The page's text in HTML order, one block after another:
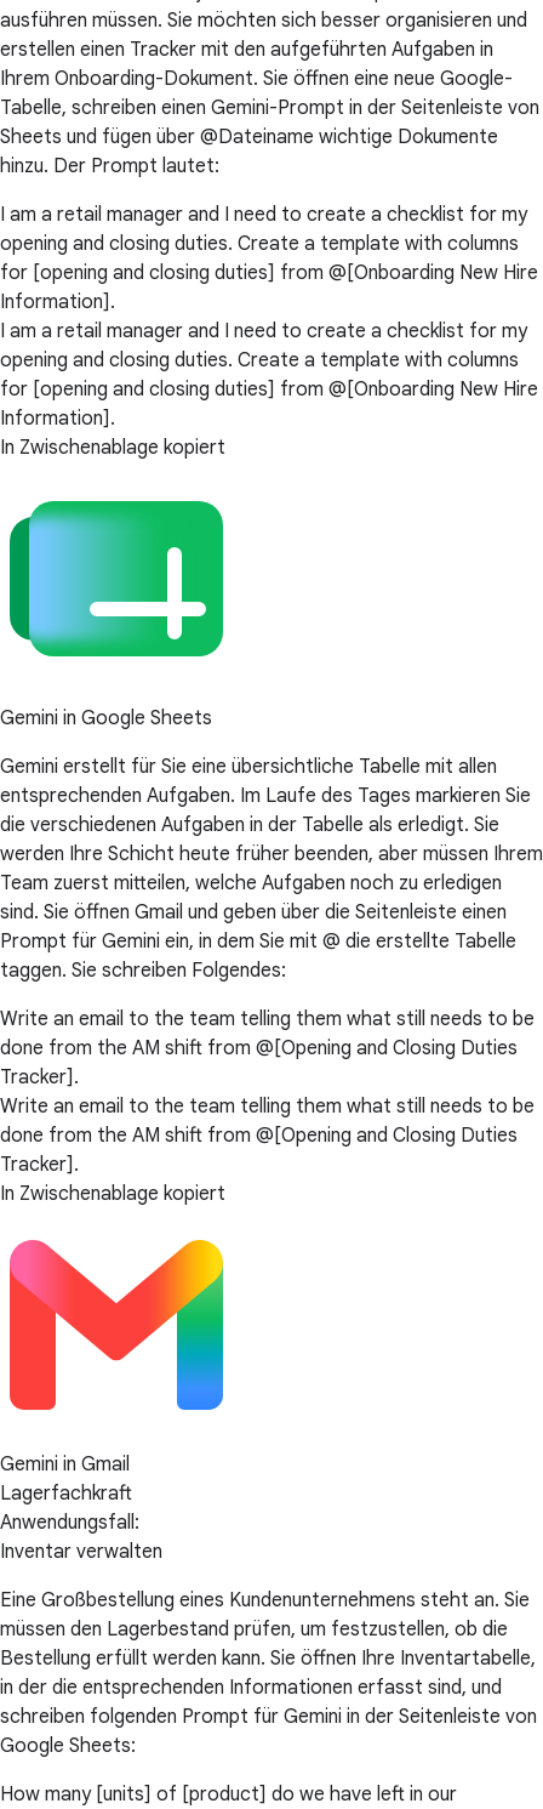
ausführen müssen. Sie möchten sich besser organisieren und
erstellen einen Tracker mit den aufgeführten Aufgaben in
Ihrem Onboarding-Dokument. Sie öffnen eine neue Google-
Tabelle, schreiben einen Gemini-Prompt in der Seitenleiste von
Sheets und fügen über @Dateiname wichtige Dokumente
hinzu. Der Prompt lautet:
I am a retail manager and I need to create a checklist for my
opening and closing duties. Create a template with columns
for [opening and closing duties] from @[Onboarding New Hire
Information].
I am a retail manager and I need to create a checklist for my
opening and closing duties. Create a template with columns
for [opening and closing duties] from @[Onboarding New Hire
Information].
In Zwischenablage kopiert
Gemini in Google Sheets
Gemini erstellt für Sie eine übersichtliche Tabelle mit allen
entsprechenden Aufgaben. Im Laufe des Tages markieren Sie
die verschiedenen Aufgaben in der Tabelle als erledigt. Sie
werden Ihre Schicht heute früher beenden, aber müssen Ihrem
Team zuerst mitteilen, welche Aufgaben noch zu erledigen
sind. Sie öffnen Gmail und geben über die Seitenleiste einen
Prompt für Gemini ein, in dem Sie mit @ die erstellte Tabelle
taggen. Sie schreiben Folgendes:
Write an email to the team telling them what still needs to be
done from the AM shift from @[Opening and Closing Duties
Tracker].
Write an email to the team telling them what still needs to be
done from the AM shift from @[Opening and Closing Duties
Tracker].
In Zwischenablage kopiert
Gemini in Gmail
Lagerfachkraft
Anwendungsfall:
Inventar verwalten
Eine Großbestellung eines Kundenunternehmens steht an. Sie
müssen den Lagerbestand prüfen, um festzustellen, ob die
Bestellung erfüllt werden kann. Sie öffnen Ihre Inventartabelle,
in der die entsprechenden Informationen erfasst sind, und
schreiben folgenden Prompt für Gemini in der Seitenleiste von
Google Sheets:
How many [units] of [product] do we have left in our